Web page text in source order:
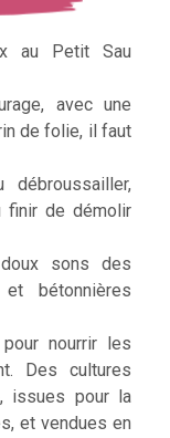
au Petit Sau
avec une
de folie, il faut
finir de démolir
sons des
et bétonnières
nourrir les
Des cultures
issues pour la
et vendues en